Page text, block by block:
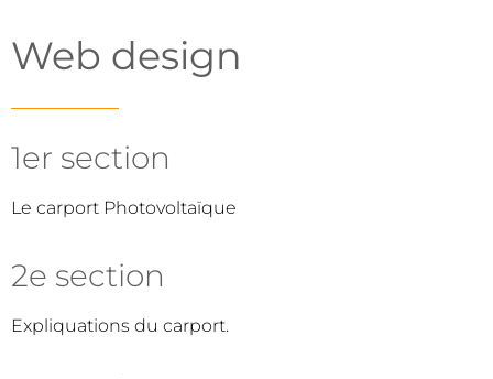
Web design
1er section
Le carport Photovoltaïque
2e section
Expliquations du carport.